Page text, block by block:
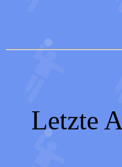
Letzte